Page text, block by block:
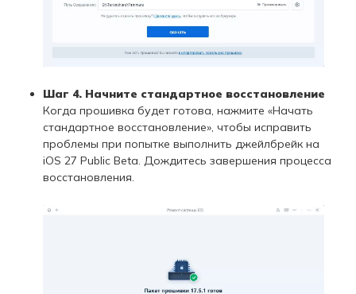
Шаг 4. Начните стандартное восстановление
Когда прошивка будет готова, нажмите «Начать
стандартное восстановление», чтобы исправить
проблемы при попытке выполнить джейлбрейк на
iOS 27 Public Beta. Дождитесь завершения процесса
восстановления.